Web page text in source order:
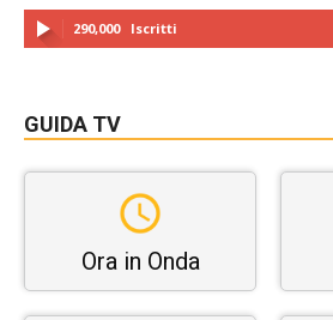
290,000 Iscritti
GUIDA TV
Ora in Onda